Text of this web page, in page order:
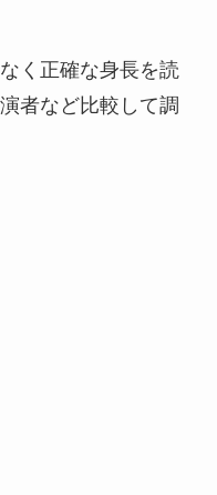
く正確な身長を読
者など比較して調